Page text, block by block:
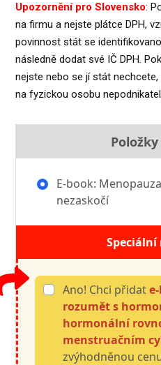
Upozornění pro Slovensko:
na firmu a nejste plátce DPH,
povinnost stát se
následně dodat své IČ DPH.
nejste nebo se jí stát
na fyzickou osobu
E-book:
nezaskočí
Ano! Chci přidat
rozumět s
hormonální
menstruačním
zvýhodněnou